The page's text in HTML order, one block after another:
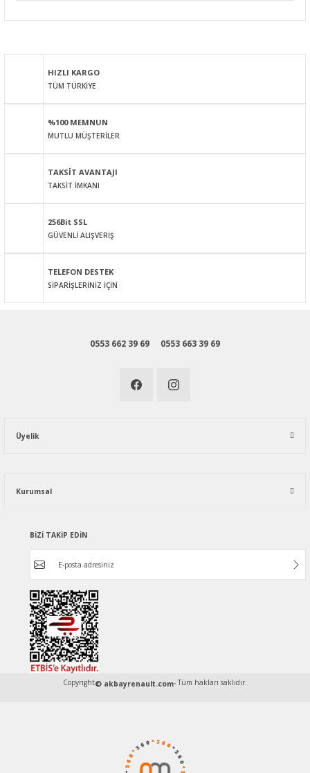
Görüş ve önerileriniz için teşekkür ederiz.
Ürün resmi kalitesiz, bozuk veya görüntülenemiyor.
Ürün bilgilerinde hatalar bulunuyor.
Bu ürüne benzer farklı alternatifler olmalı.
HIZLI KARGO
TÜM TÜRKİYE
%100 MEMNUN
MUTLU MÜŞTERİLER
TAKSİT AVANTAJI
TAKSİT İMKANI
256Bit SSL
GÜVENLİ ALIŞVERİŞ
TELEFON DESTEK
SİPARİŞLERİNİZ İÇİN
0553 662 39 69 0553 663 39 69
Üyelik
Kurumsal
BİZİ TAKİP EDİN
Copyright© akbayrenault.com- Tüm hakları saklıdır.